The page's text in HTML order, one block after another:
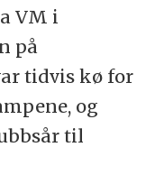
VM i
på
tidvis kø for
og
til